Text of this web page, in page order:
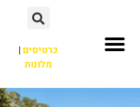
כרטיסים|
מלונות